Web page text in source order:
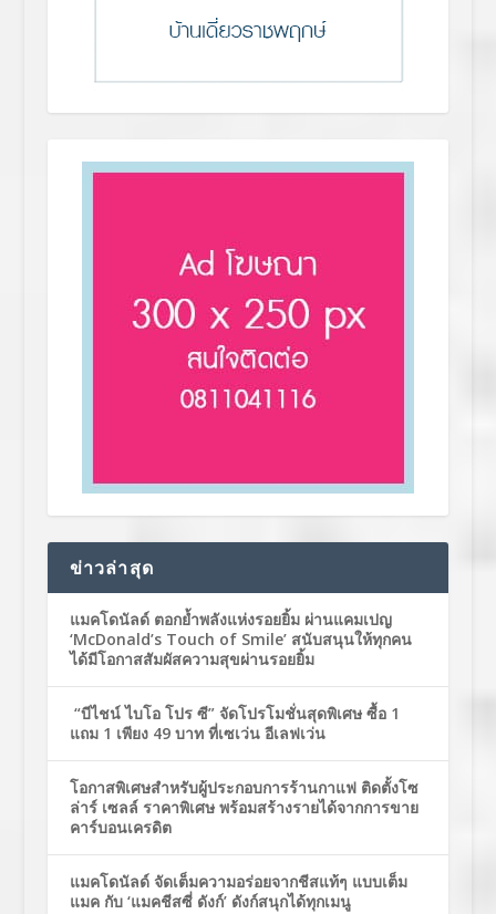
ข่าวล่าสุด
แมคโดนัลด์ ตอกย้ำพลังแห่งรอยยิ้ม ผ่านแคมเปญ
‘McDonald’s Touch of Smile’ สนับสนุนให้ทุกคน
ได้มีโอกาสสัมผัสความสุขผ่านรอยยิ้ม
“บีไชน์ ไบโอ โปร ซี” จัดโปรโมชั่นสุดพิเศษ ซื้อ 1
แถม 1 เพียง 49 บาท ที่เซเว่น อีเลฟเว่น
โอกาสพิเศษสำหรับผู้ประกอบการร้านกาแฟ ติดตั้งโซ
ล่าร์ เซลล์ ราคาพิเศษ พร้อมสร้างรายได้จากการขาย
คาร์บอนเครดิต
แมคโดนัลด์ จัดเต็มความอร่อยจากชีสแท้ๆ แบบเต็ม
แมค กับ ‘แมคชีสซี่ ดังก์’ ดังก์สนุกได้ทุกเมนู